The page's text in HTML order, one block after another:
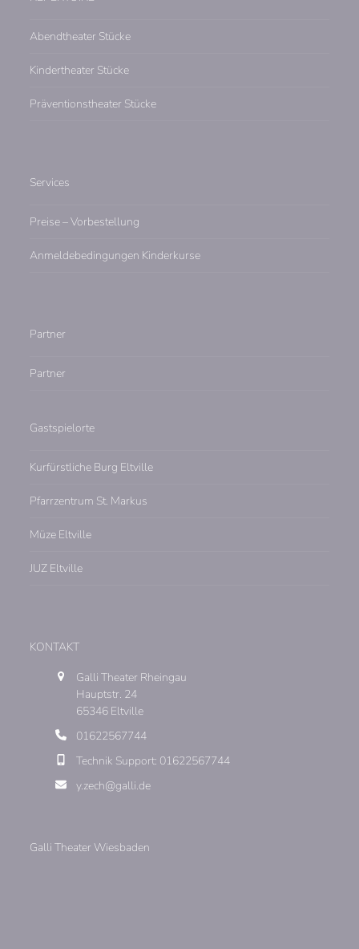
Abendtheater Stücke
Kindertheater Stücke
Präventionstheater Stücke
Services
Preise – Vorbestellung
Anmeldebedingungen Kinderkurse
Partner
Partner
Gastspielorte
Kurfürstliche Burg Eltville
Pfarrzentrum St. Markus
Müze Eltville
JUZ Eltville
KONTAKT
Galli Theater Rheingau
Hauptstr. 24
65346 Eltville
01622567744
Technik Support: 01622567744
y.zech@galli.de
Galli Theater Wiesbaden